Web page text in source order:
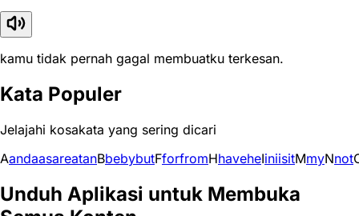
kamu tidak pernah gagal membuatku terkesan.
Kata Populer
Jelajahi kosakata yang sering dicari
AandaasareatanBbebybutFforfromHhaveheIiniisitMmyNnot
Unduh Aplikasi untuk Membuka